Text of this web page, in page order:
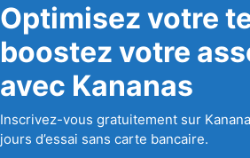
Optimisez votre
boostez votre
avec Kananas
Inscrivez-vous gratuitement sur
jours d’essai sans carte bancaire.